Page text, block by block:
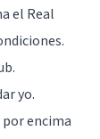
el Real
yo.
por encima